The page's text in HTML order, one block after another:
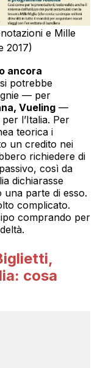
e Mille
2017)
ancora
potrebbe
— per
Vueling —
l’Italia. Per
teorica i
un credito nei
richiedere di
così da
dichiarasse
parte di esso.
complicato.
comprando per
cosa